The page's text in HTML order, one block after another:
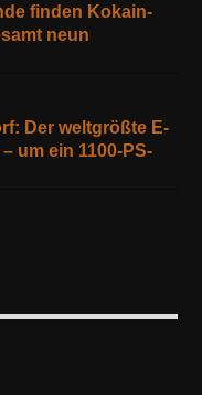
finden Kokain-
neun
Der weltgrößte E-
um ein 1100-PS-